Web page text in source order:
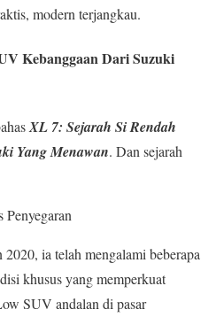
modern terjangkau.
Kebanggaan Dari Suzuki
XL 7: Sejarah Si Rendah
Yang Menawan. Dan sejarah
ia telah mengalami beberapa
khusus yang memperkuat
SUV andalan di pasar